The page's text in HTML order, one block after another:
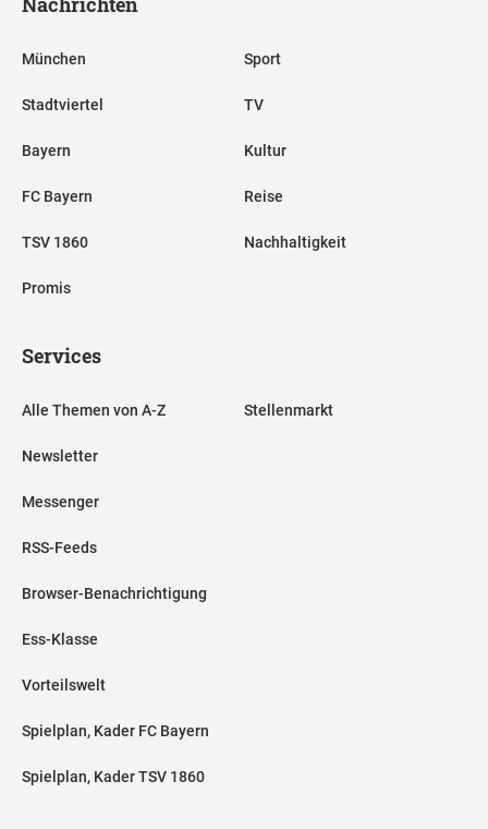
München
Stadtviertel
Bayern
FC Bayern
TSV 1860
Promis
Sport
TV
Kultur
Reise
Nachhaltigkeit
Services
Alle Themen von A-Z
Newsletter
Messenger
RSS-Feeds
Browser-Benachrichtigung
Ess-Klasse
Vorteilswelt
Spielplan, Kader FC Bayern
Spielplan, Kader TSV 1860
Stellenmarkt